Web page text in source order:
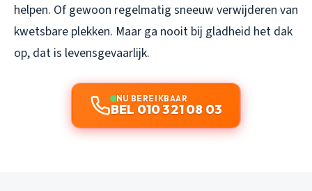
helpen. Of gewoon regelmatig sneeuw verwijderen van
kwetsbare plekken. Maar ga nooit bij gladheid het dak
op, dat is levensgevaarlijk.
NU BEREIKBAAR
BEL 010 321 08 03